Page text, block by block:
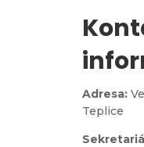
Adresa:
Teplice